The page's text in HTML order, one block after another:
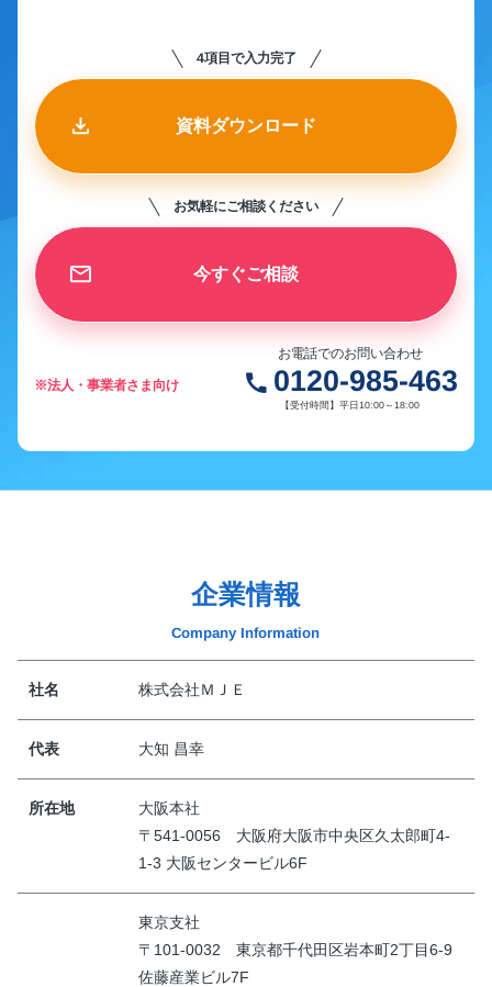
4項目で入力完了
資料ダウンロード
お気軽にご相談ください
今すぐご相談
※法人・事業者さま向け
お電話でのお問い合わせ
call 0120-985-463
【受付時間】平日10:00～18:00
企業情報
Company Information
社名 株式会社ＭＪＥ
代表 大知 昌幸
所在地
大阪本社
〒541-0056 大阪府大阪市中央区久太郎町4-
1-3 大阪センタービル6F
東京支社
〒101-0032 東京都千代田区岩本町2丁目6-9
佐藤産業ビル7F